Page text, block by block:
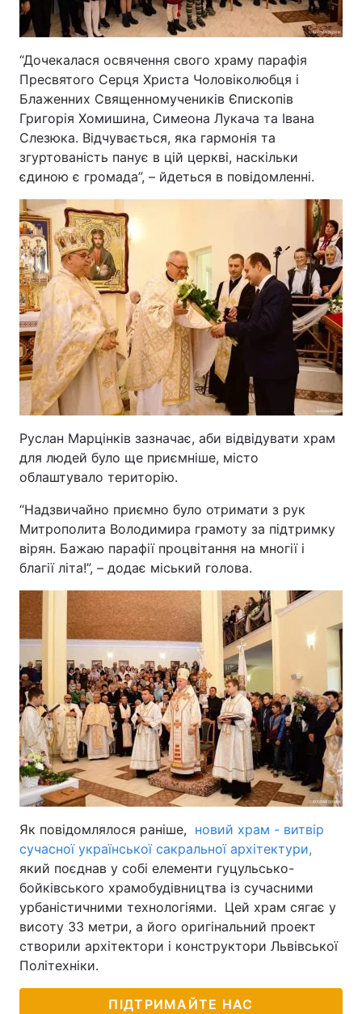
“Дочекалася освячення свого храму парафія
Пресвятого Серця Христа Чоловіколюбця і
Блаженних Священномучеників Єпископів
Григорія Хомишина, Симеона Лукача та Івана
Слезюка. Відчувається, яка гармонія та
згуртованість панує в цій церкві, наскільки
єдиною є громада”, – йдеться в повідомленні.
Руслан Марцінків зазначає, аби відвідувати храм
для людей було ще приємніше, місто
облаштувало територію.
“Надзвичайно приємно було отримати з рук
Митрополита Володимира грамоту за підтримку
вірян. Бажаю парафії процвітання на многії і
благії літа!”, – додає міський голова.
Як повідомлялося раніше, новий храм - витвір
сучасної української сакральної архітектури,
який поєднав у собі елементи гуцульсько-
бойківського храмобудівництва із сучасними
урбаністичними технологіями. Цей храм сягає у
висоту 33 метри, а його оригінальний проект
створили архітектори і конструктори Львівської
Політехніки.
ПІДТРИМАЙТЕ НАС